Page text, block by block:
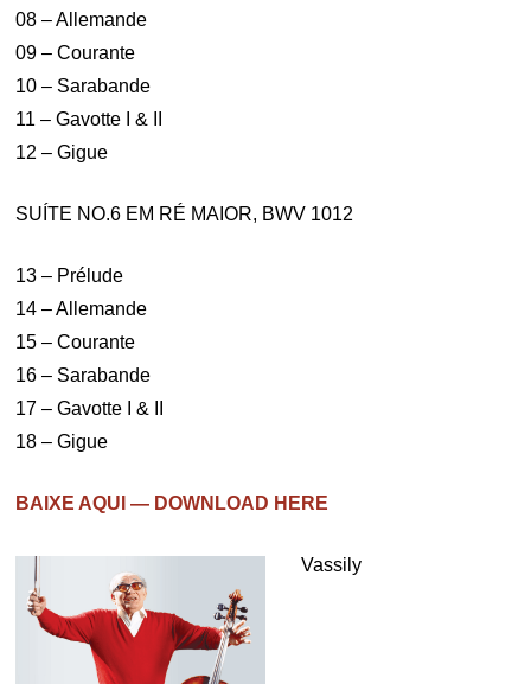
08 – Allemande
09 – Courante
10 – Sarabande
11 – Gavotte I & II
12 – Gigue
SUÍTE NO.6 EM RÉ MAIOR, BWV 1012
13 – Prélude
14 – Allemande
15 – Courante
16 – Sarabande
17 – Gavotte I & II
18 – Gigue
BAIXE AQUI — DOWNLOAD HERE
Vassily